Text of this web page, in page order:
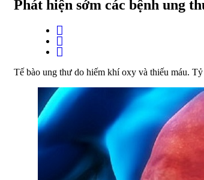
Phát hiện sớm các bệnh ung
Tế bào ung thư do hiếm khí oxy và thiếu máu.